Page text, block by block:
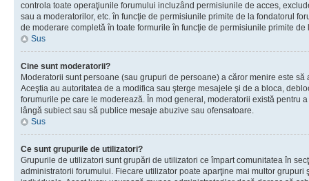
controla toate operaţiunile forumului incluzând permisiunile de acces,
sau a moderatorilor, etc. în funcţie de permisiunile primite de la fondatorul
de moderare completă în toate formurile în funcţie de permisiunile primite de
Sus
Cine sunt moderatorii?
Moderatorii sunt persoane (sau grupuri de persoane) a căror menire este
Aceştia au autoritatea de a modifica sau şterge mesajele şi de a bloca,
forumurile pe care le moderează. În mod general, moderatorii există pentru
lângă subiect sau să publice mesaje abuzive sau ofensatoare.
Sus
Ce sunt grupurile de utilizatori?
Grupurile de utilizatori sunt grupări de utilizatori ce împart comunitatea în
administratorii forumului. Fiecare utilizator poate aparţine mai multor grupuri